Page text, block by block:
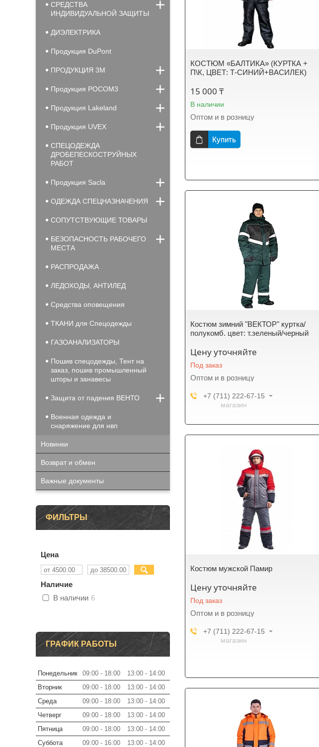
КОСТЮМ «БАЛТИКА» (КУРТКА +
П\К, ЦВЕТ: Т-СИНИЙ+ВАСИЛЕК)
15 000 ₸
В наличии
Оптом и в розницу
Купить
Костюм зимний "ВЕКТОР" куртка/
полукомб. цвет: т.зеленый/черный
Цену уточняйте
Под заказ
Оптом и в розницу
+7 (711) 222-67-15
магазин
Костюм мужской Памир
Цену уточняйте
Под заказ
Оптом и в розницу
+7 (711) 222-67-15
магазин
СРЕДСТВА
ИНДИВИДУАЛЬНОЙ ЗАЩИТЫ
ДИЭЛЕКТРИКА
Продукция DuPont
ПРОДУКЦИЯ 3М
Продукция РОСОМ3
Продукция Lakeland
Продукция UVEX
СПЕЦОДЕЖДА
ДРОБЕПЕСКОСТРУЙНЫХ
РАБОТ
Продукция Sacla
ОДЕЖДА СПЕЦНАЗНАЧЕНИЯ
СОПУТСТВУЮЩИЕ ТОВАРЫ
БЕЗОПАСНОСТЬ РАБОЧЕГО
МЕСТА
РАСПРОДАЖА
ЛЕДОХОДЫ, АНТИЛЕД
Средства оповещения
ТКАНИ для Спецодежды
ГАЗОАНАЛИЗАТОРЫ
Пошив спецодежды, Тент на
заказ, пошив промышленный
шторы и занавесы
Защита от падения ВЕНТО
Военная одежда и
снаряжение для нвп
Новинки
Возврат и обмен
Важные документы
ФИЛЬТРЫ
Цена
Наличие
В наличии 6
ГРАФИК РАБОТЫ
Понедельник 09:00 18:00 13:00
14:00
Вторник
09:00 18:00 13:00
14:00
Среда
09:00 18:00 13:00
14:00
Четверг
09:00 18:00 13:00
14:00
Пятница
09:00 18:00 13:00
14:00
Суббота
09:00 16:00 13:00
14:00